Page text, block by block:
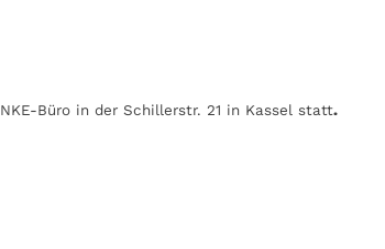
Büro in der Schillerstr. 21 in Kassel statt.